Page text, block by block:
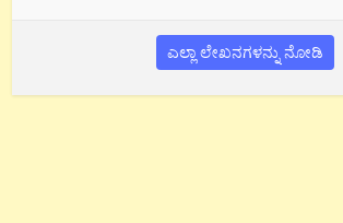
ಎಲ್ಲಾ ಲೇಖನಗಳನ್ನು ನೋಡಿ